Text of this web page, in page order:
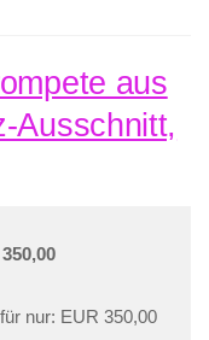
aus
Ausschnitt,
nur: EUR 350,00